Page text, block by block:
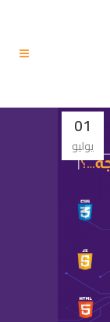
01
يوليو